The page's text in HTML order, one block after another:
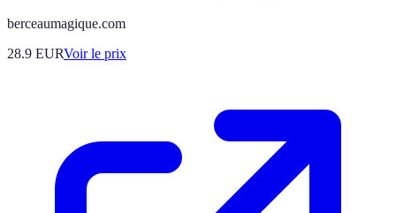
berceaumagique.com
28.9 EURVoir le prix